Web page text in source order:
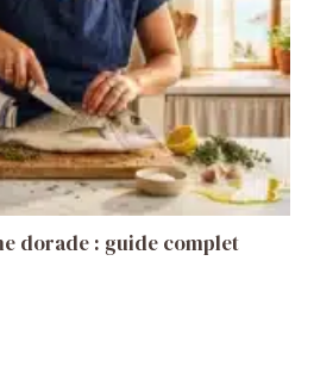
dorade : guide complet